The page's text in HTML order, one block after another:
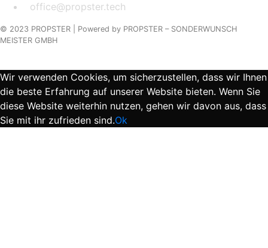
office@propster.tech
© 2023 PROPSTER | Powered by PROPSTER – SONDERWUNSCH
MEISTER GMBH
Wir verwenden Cookies, um sicherzustellen, dass wir Ihnen
die beste Erfahrung auf unserer Website bieten. Wenn Sie
diese Website weiterhin nutzen, gehen wir davon aus, dass
Sie mit ihr zufrieden sind.Ok